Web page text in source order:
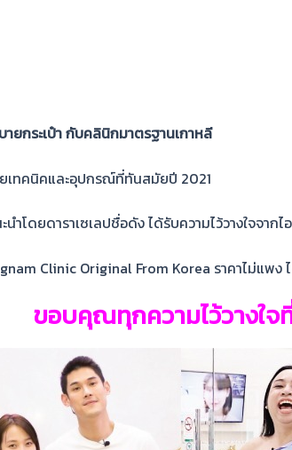
ยกระเป๋า กับคลินิกมาตรฐานเกาหลี
ทคนิคและอุปกรณ์ที่ทันสมัยปี 2021
โดยดาราเซเลปชื่อดัง ได้รับความไว้วางใจจาก
Clinic Original From Korea ราคาไม่แพง
ขอบคุณทุกความไว้วางใ